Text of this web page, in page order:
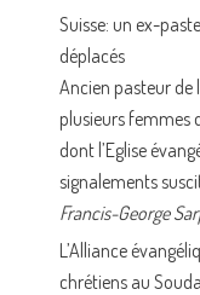
Suisse: un ex-
déplacés
Ancien pasteur de
plusieurs femmes
dont l’Eglise
signalements
Francis-George
L’Alliance
chrétiens au